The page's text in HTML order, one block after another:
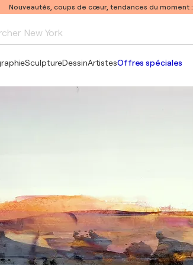
Nouveautés, coups de cœur, tendances du moment :
New York
SculptureDessinArtistesOffres spéciales